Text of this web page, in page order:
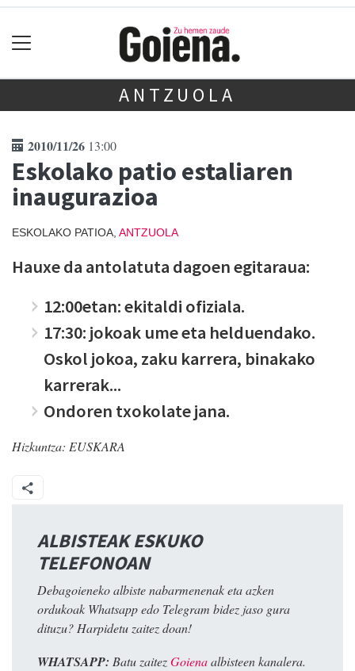
ANTZUOLA
2010/11/26 13:00
Eskolako patio estaliaren
inaugurazioa
ESKOLAKO PATIOA, ANTZUOLA
Hauxe da antolatuta dagoen egitaraua:
12:00etan: ekitaldi ofiziala.
17:30: jokoak ume eta helduendako.
Oskol jokoa, zaku karrera, binakako
karrerak...
Ondoren txokolate jana.
Hizkuntza: EUSKARA
ALBISTEAK ESKUKO
TELEFONOAN
Debagoieneko albiste nabarmenenak eta azken
ordukoak Whatsapp edo Telegram bidez jaso gura
dituzu? Harpidetu zaitez doan!
WHATSAPP: Batu zaitezGoienaalbisteen kanalera.